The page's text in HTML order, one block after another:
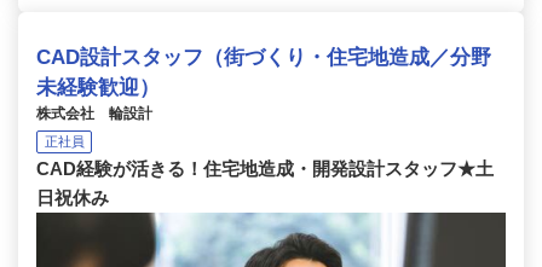
CAD設計スタッフ（街づくり・住宅地造成／分野
未経験歓迎）
株式会社 輪設計
正社員
CAD経験が活きる！住宅地造成・開発設計スタッフ★土
日祝休み